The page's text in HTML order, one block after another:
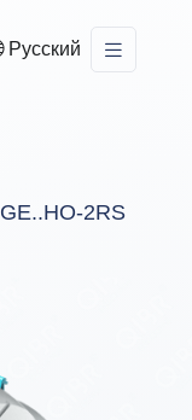
Русский
GE..HO-2RS